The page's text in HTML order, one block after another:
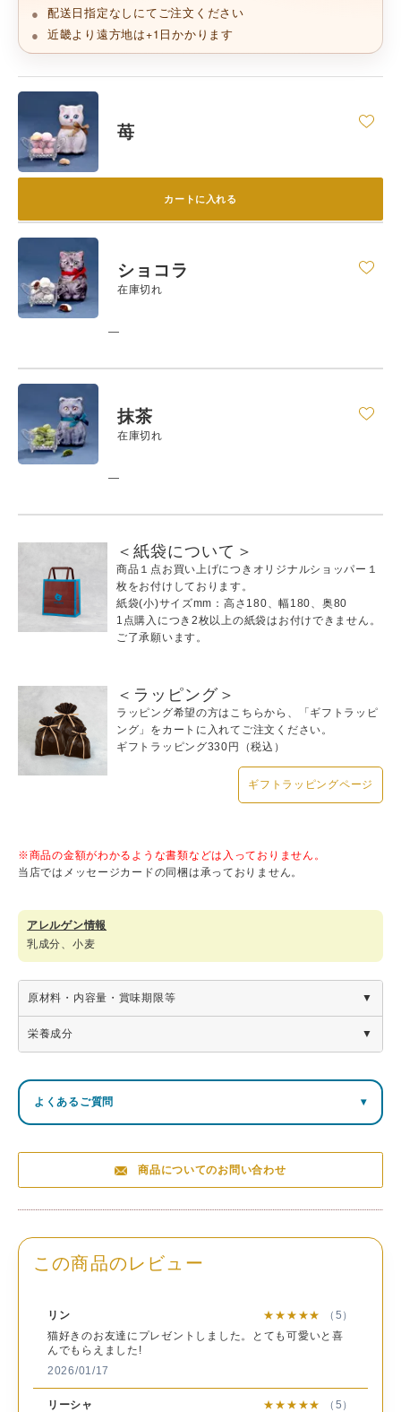
配送日指定なしにてご注文ください
近畿より遠方地は+1日かかります
苺
カートに入れる
ショコラ
在庫切れ
—
抹茶
在庫切れ
—
＜紙袋について＞
商品１点お買い上げにつきオリジナルショッパー１
枚をお付けしております。
紙袋(小)サイズmm：高さ180、幅180、奥80
1点購入につき2枚以上の紙袋はお付けできません。
ご了承願います。
＜ラッピング＞
ラッピング希望の方はこちらから、「ギフトラッピ
ング」をカートに入れてご注文ください。
ギフトラッピング330円（税込）
ギフトラッピングページ
※商品の金額がわかるような書類などは入っておりません。
当店ではメッセージカードの同梱は承っておりません。
アレルゲン情報
乳成分、小麦
原材料・内容量・賞味期限等
商
品
Otete～ブールドネージュ～
名
焼菓子
サ
苺：小麦粉（国内製造）、バター、粉糖（砂糖、コーンス
ターチ）、苺パウダー（ぶどう糖、コーンスターチ、食用
（ビート）、（一部に小麦・乳成分を含む）
栄養成分
熱量
29.2
ｇ
600kcal 3.8ｇ 80.5ｇ 0.3ｇ
抹茶 602kcal 4.1ｇ
よくあるご質問 ▾
商品についてのお問い合わせ
この商品のレビュー
リン ★★★★★
（5）
猫好きのお友達にプレゼントしました。とても可愛いと喜
んでもらえました!
2026/01/17
リーシャ ★★★★★
（5）